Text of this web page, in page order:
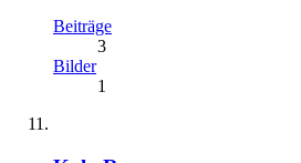
Beiträge
3
Bilder
1